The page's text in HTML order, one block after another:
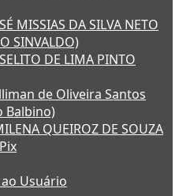
MISSIAS DA SILVA NETO
SINVALDO)
DE LIMA PINTO
de Oliveira Santos
Balbino)
QUEIROZ DE SOUZA
Usuário